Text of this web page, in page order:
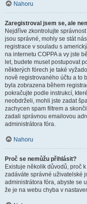
Nahoru
Zaregistroval jsem se, ale
Nejdříve zkontrolujte
jsou správné, mohly se stát
registrace v souladu s
na internetu COPPA a vy jste
let, budete muset postupovat
některých fórech je také
nově registrovaného účtu a to
byla zobrazena během
pokračujte podle instrukcí,
neobdrželi, mohli jste zadat
zachycen spam filtrem a
zadali správnou emailovou
administrátora fóra.
Nahoru
Proč se nemůžu přihlásit?
Existuje několik důvodů, proč
zadáváte správné uživatelské
administrátora fóra, abyste se
že je na webu chyba v